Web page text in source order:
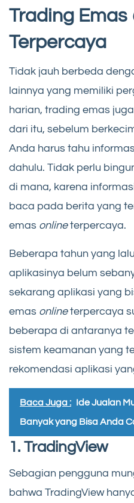
Trading Emas
Terpercaya
Tidak jauh berbeda
lainnya yang memiliki
harian, trading emas
dari itu, sebelum
Anda harus tahu
dahulu. Tidak perlu
di mana, karena
baca pada berita yang
emas onlineterpercaya.
Beberapa tahun yang
aplikasinya belum
sekarang aplikasi yang
emas onlineterpercaya
beberapa di antaranya
sistem keamanan yang
rekomendasi aplikasi
Baca Juga : Ide Jualan
Banyak yang Bisa Anda
1. TradingView
Sebagian pengguna
bahwa TradingView